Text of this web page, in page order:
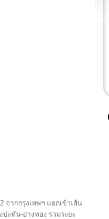
จากกรุงเทพฯ แยกเข้าเส้น
ะหัน-อ่างทอง รวมระยะ